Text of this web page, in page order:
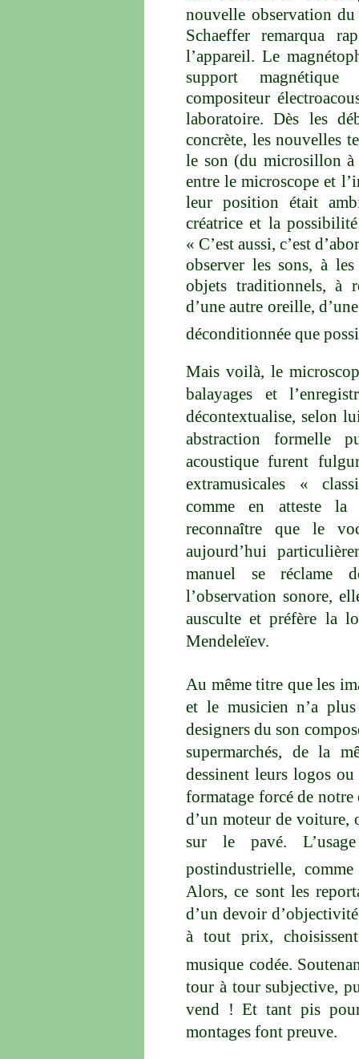
nouvelle observation
Schaeffer remarqua
l’appareil. Le
support magnétique
compositeur
laboratoire. Dès les
concrète, les nouvelles
le son (du microsillon à
entre le microscope et
leur position était
créatrice et la
« C’est aussi, c’est
observer les sons, à
objets traditionnels, à
d’une autre oreille,
déconditionnée que
Mais voilà, le
balayages et
décontextualise, selon
abstraction formelle
acoustique furent
extramusicales «
comme en atteste la
reconnaître que le
aujourd’hui
manuel se réclame
l’observation sonore,
ausculte et préfère la
Mendeleïev.
Au même titre que les
et le musicien n’a
designers du son
supermarchés, de la
dessinent leurs logos
formatage forcé de
d’un moteur de voiture,
sur le pavé.
postindustrielle,
Alors, ce sont les
d’un devoir
à tout prix, choisissent
musique codée.
tour à tour subjective,
vend ! Et tant pis
montages font preuve.